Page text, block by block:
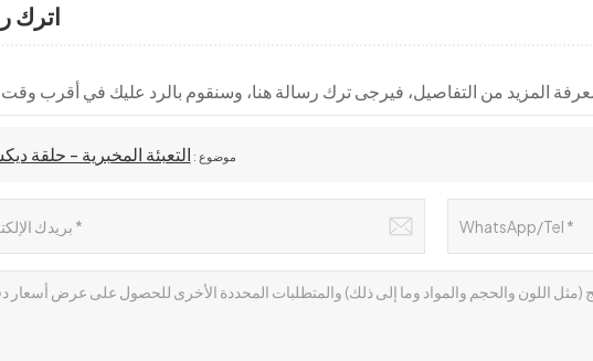
اترك
موضوع : التعبئة المخبرية - حلقة